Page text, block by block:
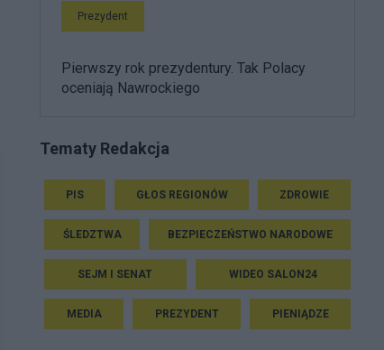
Prezydent
Pierwszy rok prezydentury. Tak Polacy
oceniają Nawrockiego
Tematy Redakcja
PIS GŁOS REGIONÓW ZDROWIE
ŚLEDZTWA BEZPIECZEŃSTWO NARODOWE
SEJM I SENAT WIDEO SALON24
MEDIA PREZYDENT PIENIĄDZE